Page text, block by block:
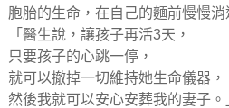
胞胎的生命，在自己的麵前慢慢消
「醫生說，讓孩子再活3天，
只要孩子的心跳一停，
就可以撤掉一切維持她生命儀器，
然後我就可以安心安葬我的妻子。